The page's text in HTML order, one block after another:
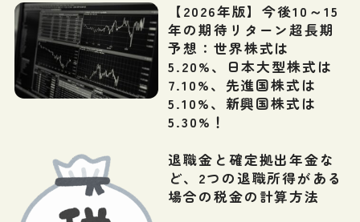
【2026年版】今後10～15
年の期待リターン超長期
予想：世界株式は
5.20%、日本大型株式は
7.10%、先進国株式は
5.10%、新興国株式は
5.30%！
退職金と確定拠出年金な
ど、2つの退職所得がある
場合の税金の計算方法